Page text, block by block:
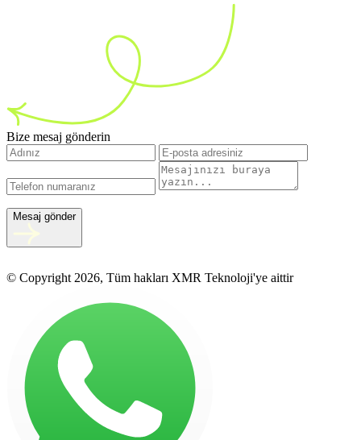
Bize mesaj gönderin
Mesaj gönder
© Copyright 2026, Tüm hakları XMR Teknoloji'ye aittir